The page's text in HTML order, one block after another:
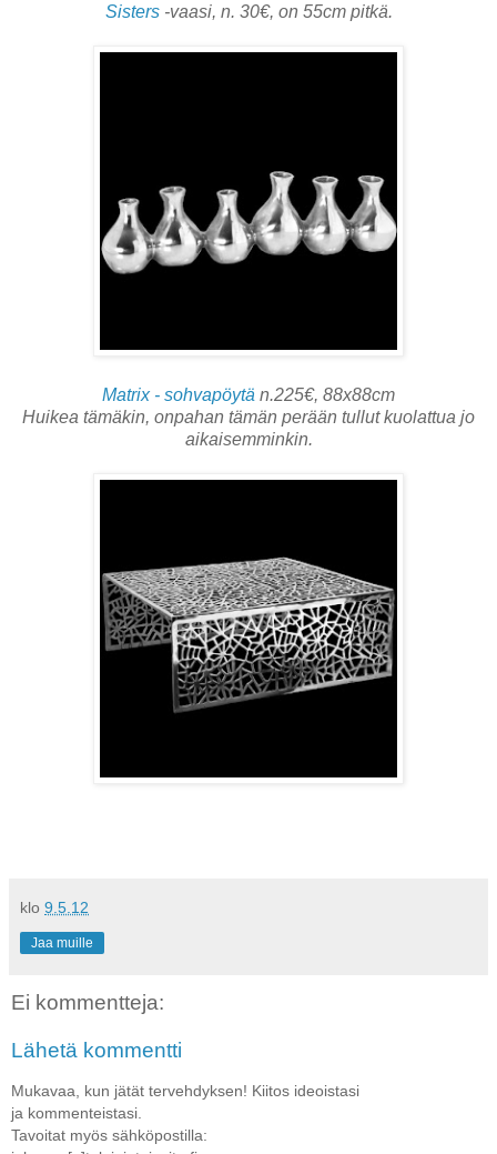
Sisters-vaasi, n. 30€, on 55cm pitkä.
Matrix - sohvapöytä n.225€, 88x88cm
Huikea tämäkin, onpahan tämän perään tullut kuolattua jo
aikaisemminkin.
klo 9.5.12
Jaa muille
Ei kommentteja:
Lähetä kommentti
Mukavaa, kun jätät tervehdyksen! Kiitos ideoistasi
ja kommenteistasi.
Tavoitat myös sähköpostilla: